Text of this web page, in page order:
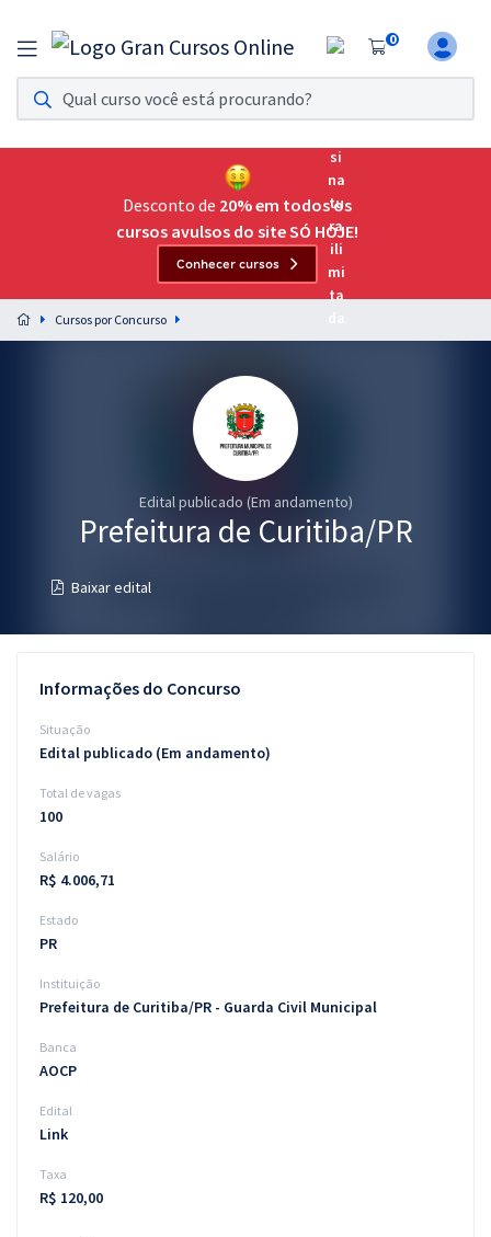
0
Assinatura Ilimitada 11
Acesso a todos os cursos. Teste grátis por 7 dias!
Assinatura OAB Até Passar
Acesso ilimitado a toda preparação para o Exame da
Preparação completa e intensiva para as principais
residências em saúde do Brasil
Conteúdo gratuito
Aprovados
Desconto de 20% em todos os
cursos avulsos do site SÓ HOJE!
Conhecer cursos
Cursos por Concurso
Edital publicado (Em andamento)
Prefeitura de Curitiba/PR
Baixar edital
Informações do Concurso
Situação
Edital publicado (Em andamento)
Total de vagas
100
Salário
R$ 4.006,71
Estado
PR
Instituição
Prefeitura de Curitiba/PR - Guarda Civil Municipal
Banca
AOCP
Edital
Link
Taxa
R$ 120,00